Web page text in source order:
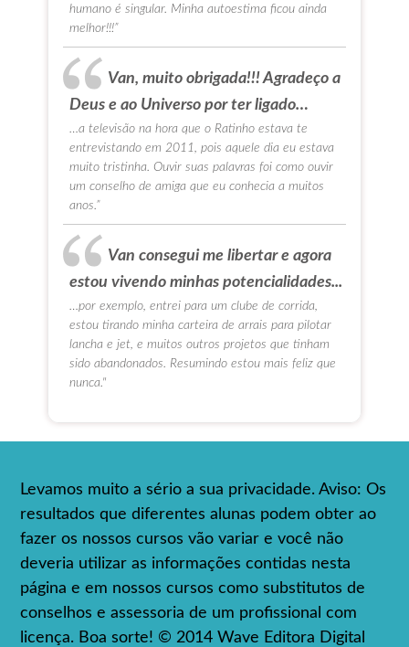
humano é singular. Minha autoestima ficou ainda
melhor!!!”
Van, muito obrigada!!! Agradeço a
Deus e ao Universo por ter ligado…
…a televisão na hora que o Ratinho estava te
entrevistando em 2011, pois aquele dia eu estava
muito tristinha. Ouvir suas palavras foi como ouvir
um conselho de amiga que eu conhecia a muitos
anos.”
Van consegui me libertar e agora
estou vivendo minhas potencialidades...
…por exemplo, entrei para um clube de corrida,
estou tirando minha carteira de arrais para pilotar
lancha e jet, e muitos outros projetos que tinham
sido abandonados. Resumindo estou mais feliz que
nunca."
Levamos muito a sério a sua privacidade. Aviso: Os
resultados que diferentes alunas podem obter ao
fazer os nossos cursos vão variar e você não
deveria utilizar as informações contidas nesta
página e em nossos cursos como substitutos de
conselhos e assessoria de um profissional com
licença. Boa sorte! © 2014 Wave Editora Digital